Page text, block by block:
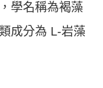
學名稱為褐藻
成分為 L-岩藻